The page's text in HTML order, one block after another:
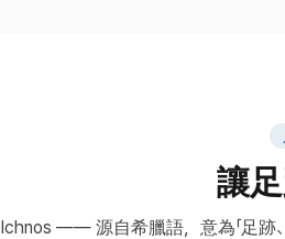
讓
Ichnos —— 源自希臘語，意為「足跡